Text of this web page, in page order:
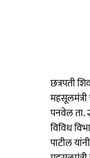
छत्रपती
पनवेल ता.
विविध
पाटील